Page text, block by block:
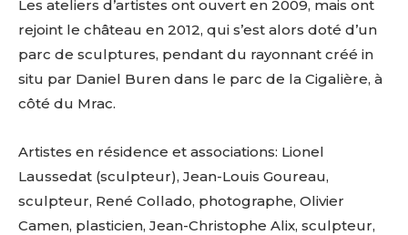
Les ateliers d’artistes ont ouvert en 2009, mais ont
rejoint le château en 2012, qui s’est alors doté d’un
parc de sculptures, pendant du rayonnant créé in
situ par Daniel Buren dans le parc de la Cigalière, à
côté du Mrac.
Artistes en résidence et associations: Lionel
Laussedat (sculpteur), Jean-Louis Goureau,
sculpteur, René Collado, photographe, Olivier
Camen, plasticien, Jean-Christophe Alix, sculpteur,